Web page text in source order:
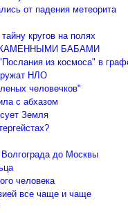
от падения метеорита
кругов на полях
КАМЕННЫМИ БАБАМИ
из космоса" в
НЛО
человечков"
с абхазом
Земля
до Москвы
человека
все чаще и чаще